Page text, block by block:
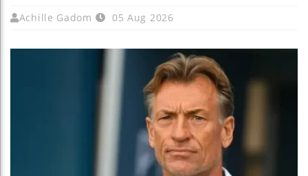
Achille Gadom 05 Aug 2026